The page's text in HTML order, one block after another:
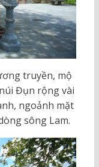
truyền, mộ
Đụn rộng vài
ngoảnh mặt
sông Lam.